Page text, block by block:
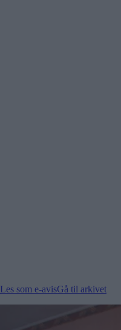
Les som e-avisGå til arkivet